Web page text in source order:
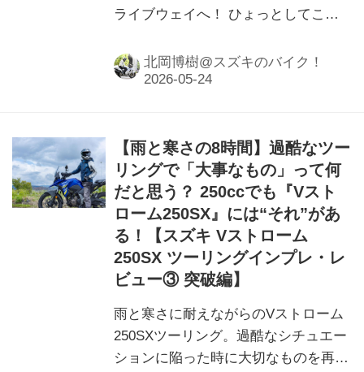
ライブウェイへ！ ひょっとしてこ
『天国』なのでは？
北岡博樹@スズキのバイク！
【雨と寒さの8時間】過酷なツー
リングで「大事なもの」って何
だと思う？ 250ccでも『Vスト
ローム250SX』には“それ”があ
る！【スズキ Vストローム
250SX ツーリングインプレ・レ
ビュー③ 突破編】
雨と寒さに耐えながらのVストローム
250SXツーリング。過酷なシチュエー
ションに陥った時に大切なものを再認